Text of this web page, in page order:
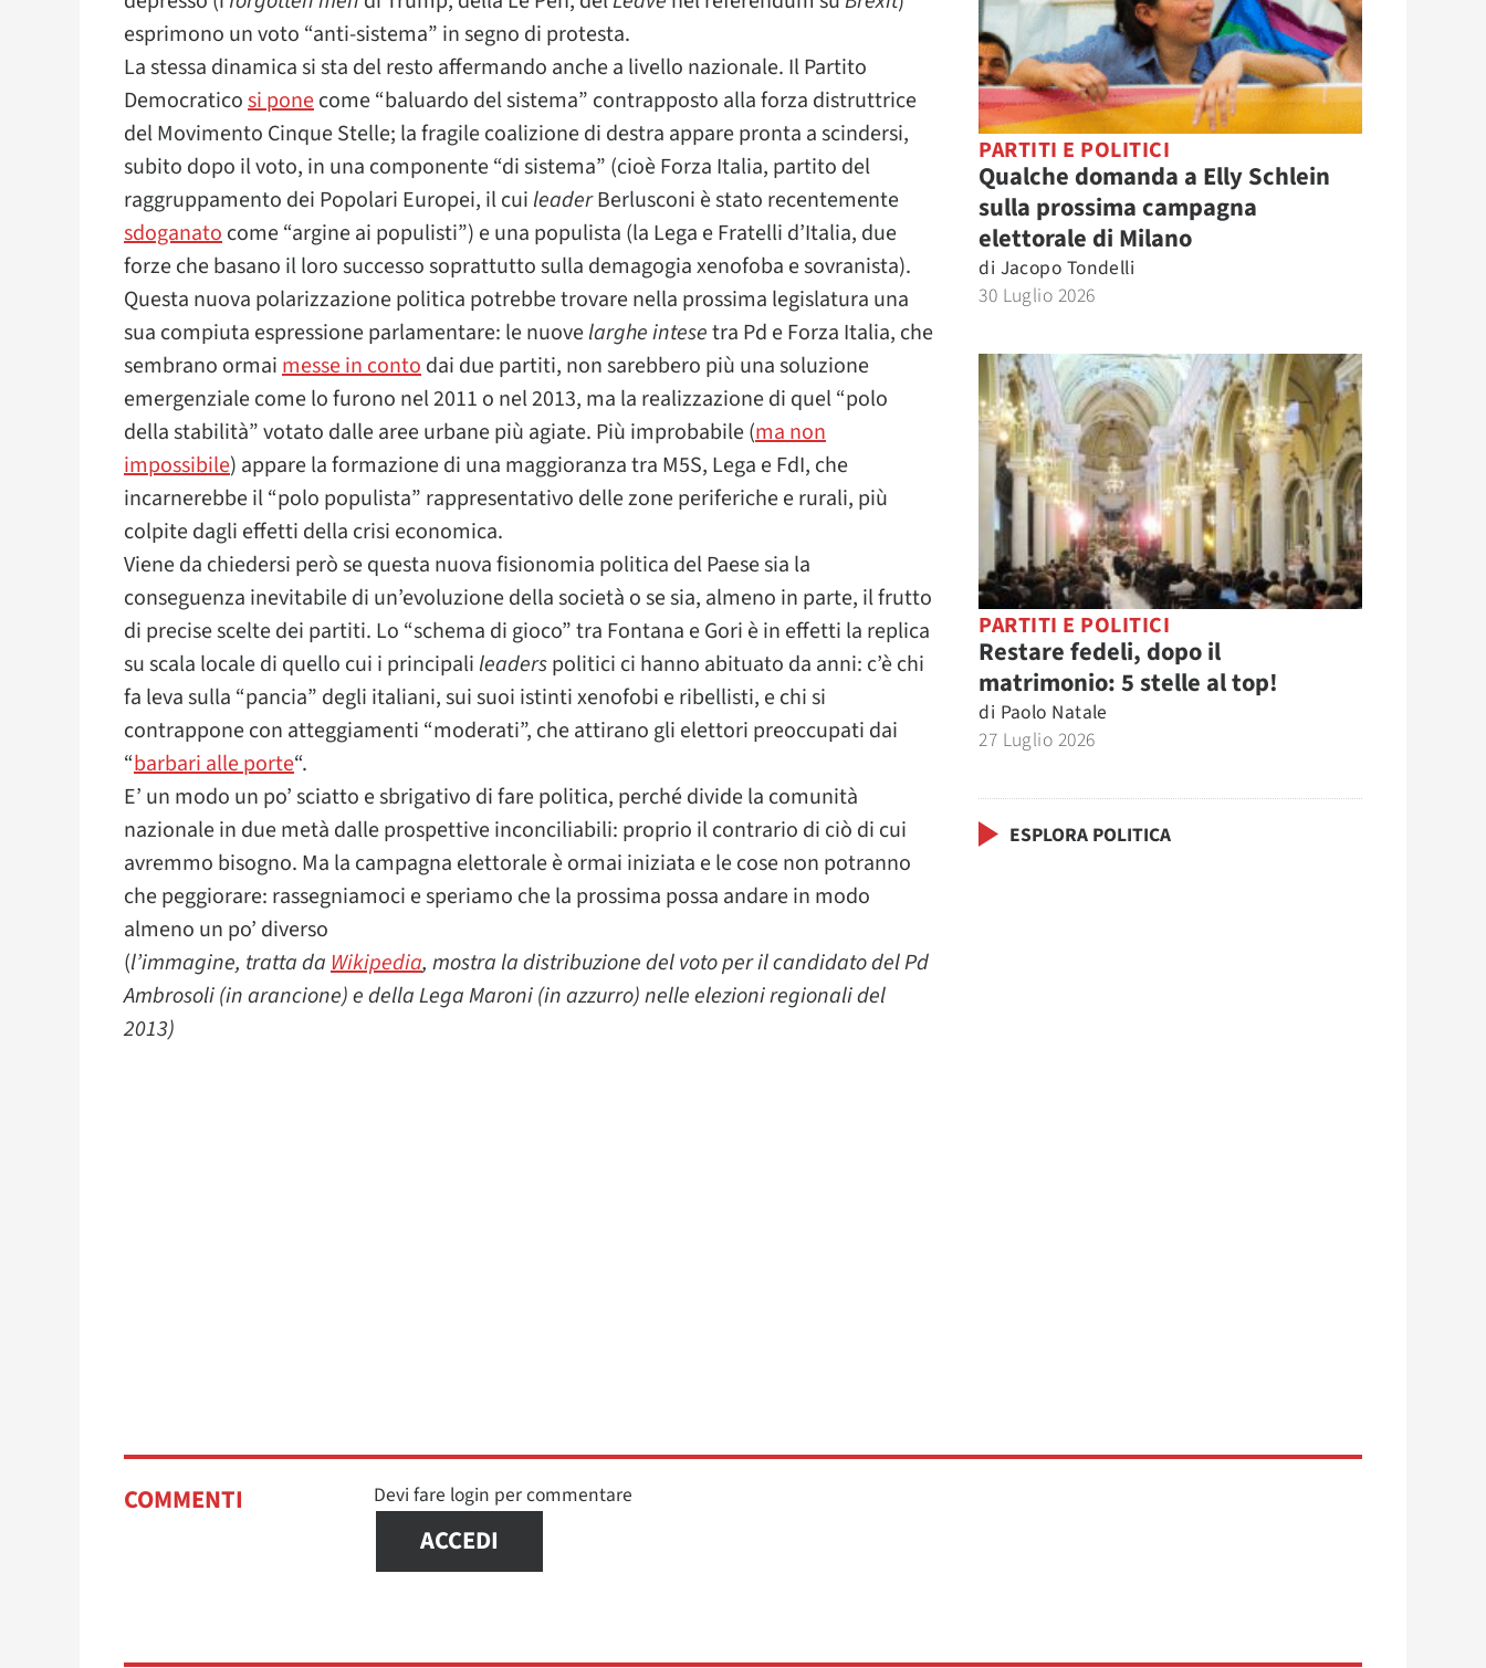
esprimono un voto “anti-sistema” in segno di protesta.
La stessa dinamica si sta del resto affermando anche a livello nazionale. Il Partito
Democraticosi ponecome “baluardo del sistema” contrapposto alla forza distruttrice
del Movimento Cinque Stelle; la fragile coalizione di destra appare pronta a scindersi,
subito dopo il voto, in una componente “di sistema” (cioè Forza Italia, partito del
raggruppamento dei Popolari Europei, il cui leaderBerlusconi è stato recentemente
sdoganatocome “argine ai populisti”) e una populista (la Lega e Fratelli d’Italia, due
forze che basano il loro successo soprattutto sulla demagogia xenofoba e sovranista).
Questa nuova polarizzazione politica potrebbe trovare nella prossima legislatura una
sua compiuta espressione parlamentare: le nuovelarghe intesetra Pd e Forza Italia, che
sembrano ormaimesse in contodai due partiti, non sarebbero più una soluzione
emergenziale come lo furono nel 2011 o nel 2013, ma la realizzazione di quel “polo
della stabilità” votato dalle aree urbane più agiate. Più improbabile (ma non
impossibile) appare la formazione di una maggioranza tra M5S, Lega e FdI, che
incarnerebbe il “polo populista” rappresentativo delle zone periferiche e rurali, più
colpite dagli effetti della crisi economica.
Viene da chiedersi però se questa nuova fisionomia politica del Paese sia la
conseguenza inevitabile di un’evoluzione della società o se sia, almeno in parte, il frutto
di precise scelte dei partiti. Lo “schema di gioco” tra Fontana e Gori è in effetti la replica
su scala locale di quello cui i principali leaderspolitici ci hanno abituato da anni: c’è chi
fa leva sulla “pancia” degli italiani, sui suoi istinti xenofobi e ribellisti, e chi si
contrappone con atteggiamenti “moderati”, che attirano gli elettori preoccupati dai
“barbari alle porte“.
E’ un modo un po’ sciatto e sbrigativo di fare politica, perché divide la comunità
nazionale in due metà dalle prospettive inconciliabili: proprio il contrario di ciò di cui
avremmo bisogno. Ma la campagna elettorale è ormai iniziata e le cose non potranno
che peggiorare: rassegniamoci e speriamo che la prossima possa andare in modo
almeno un po’ diverso
(l’immagine, tratta daWikipedia, mostra la distribuzione del voto per il candidato del Pd
Ambrosoli (in arancione) e della Lega Maroni (in azzurro) nelle elezioni regionali del
2013)
PARTITI E POLITICI
Qualche domanda a Elly Schlein
sulla prossima campagna
elettorale di Milano
di Jacopo Tondelli
30 Luglio 2026
PARTITI E POLITICI
Restare fedeli, dopo il
matrimonio: 5 stelle al top!
di Paolo Natale
27 Luglio 2026
ESPLORA POLITICA
COMMENTI Devi fare login per commentare
ACCEDI